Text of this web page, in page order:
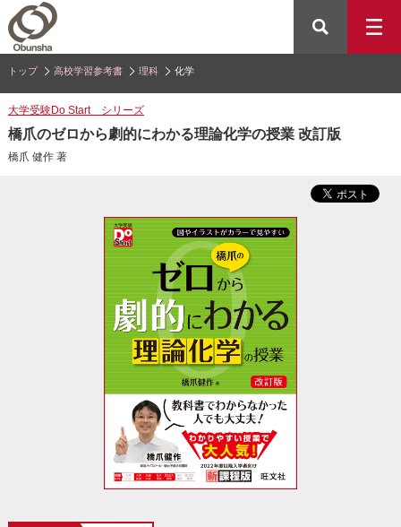
トップ 高校学習参考書 理科 化学
大学受験Do Start シリーズ
橋爪のゼロから劇的にわかる理論化学の授業 改訂版
橋爪 健作 著